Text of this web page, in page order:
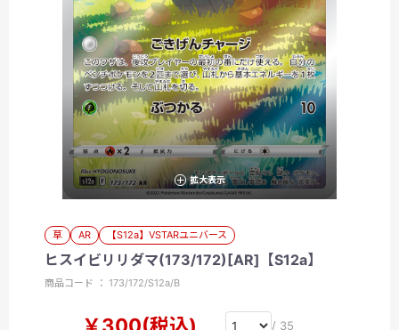
拡大表示
草 AR 【S12a】VSTARユニバース
ヒスイビリリダマ(173/172)[AR]【S12a】
商品コード ： 173/172/S12a/B
/ 35